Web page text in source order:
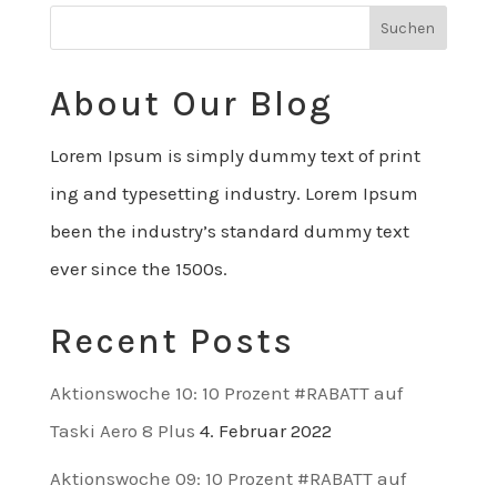
About Our Blog
Lorem Ipsum is simply dummy text of print
ing and typesetting industry. Lorem Ipsum
been the industry’s standard dummy text
ever since the 1500s.
Recent Posts
Aktionswoche 10: 10 Prozent #RABATT auf
Taski Aero 8 Plus 4. Februar 2022
Aktionswoche 09: 10 Prozent #RABATT auf